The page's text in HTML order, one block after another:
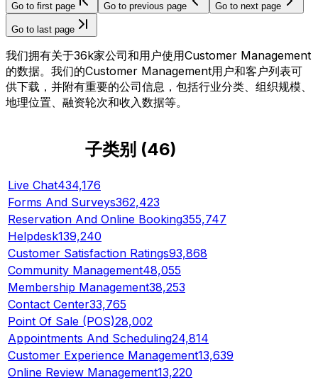
Go to first page Go to previous page Go to next page
Go to last page
我们拥有关于36k家公司和用户使用Customer Management
的数据。我们的Customer Management用户和客户列表可
供下载，并附有重要的公司信息，包括行业分类、组织规模、
地理位置、融资轮次和收入数据等。
子类别 (46)
Live Chat434,176
Forms And Surveys362,423
Reservation And Online Booking355,747
Helpdesk139,240
Customer Satisfaction Ratings93,868
Community Management48,055
Membership Management38,253
Contact Center33,765
Point Of Sale (POS)28,002
Appointments And Scheduling24,814
Customer Experience Management13,639
Online Review Management13,220